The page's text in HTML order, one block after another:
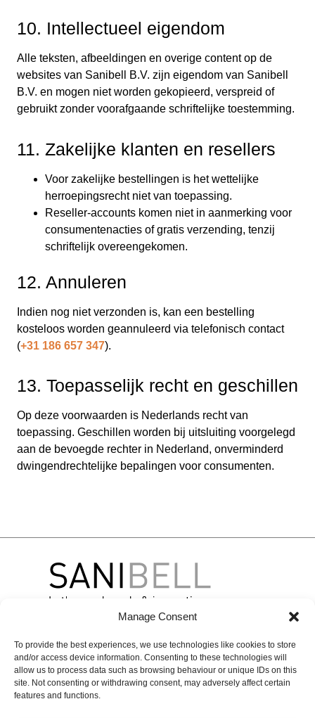
Manage Consent
To provide the best experiences, we use technologies like cookies to store
and/or access device information. Consenting to these technologies will
allow us to process data such as browsing behaviour or unique IDs on this
site. Not consenting or withdrawing consent, may adversely affect certain
features and functions.
10. Intellectueel eigendom
Alle teksten, afbeeldingen en overige content op de
websites van Sanibell B.V. zijn eigendom van Sanibell
B.V. en mogen niet worden gekopieerd, verspreid of
gebruikt zonder voorafgaande schriftelijke toestemming.
11. Zakelijke klanten en resellers
Voor zakelijke bestellingen is het wettelijke
herroepingsrecht niet van toepassing.
Reseller-accounts komen niet in aanmerking voor
consumentenacties of gratis verzending, tenzij
schriftelijk overeengekomen.
12. Annuleren
Indien nog niet verzonden is, kan een bestelling
kosteloos worden geannuleerd via telefonisch contact
(+31 186 657 347).
13. Toepasselijk recht en geschillen
Op deze voorwaarden is Nederlands recht van
toepassing. Geschillen worden bij uitsluiting voorgelegd
aan de bevoegde rechter in Nederland, onverminderd
dwingendrechtelijke bepalingen voor consumenten.
Over
Sanibell
Projecten
Merken
BLISSBASIC LINE
Online
Contact
Contactgegevens
Experience &